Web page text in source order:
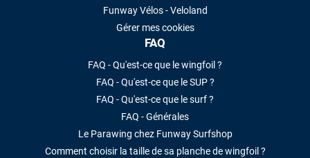
Funway Vélos - Veloland
Gérer mes cookies
FAQ
FAQ - Qu'est-ce que le wingfoil ?
FAQ - Qu'est-ce que le SUP ?
FAQ - Qu'est-ce que le surf ?
FAQ - Générales
Le Parawing chez Funway Surfshop
Comment choisir la taille de sa planche de wingfoil ?